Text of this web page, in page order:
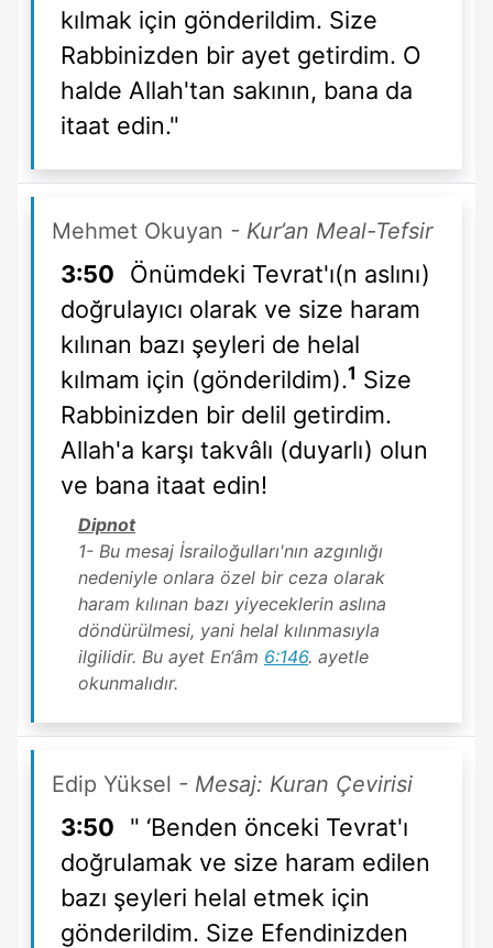
kılmak için gönderildim. Size
Rabbinizden bir ayet getirdim. O
halde Allah'tan sakının, bana da
itaat edin."
Mehmet Okuyan - Kur’an Meal-Tefsir
3:50
Önümdeki Tevrat'ı(n aslını)
doğrulayıcı olarak ve size haram
kılınan bazı şeyleri de helal
kılmam için (gönderildim).1 Size
Rabbinizden bir delil getirdim.
Allah'a karşı takvâlı (duyarlı) olun
ve bana itaat edin!
Dipnot
1- Bu mesaj İsrailoğulları'nın azgınlığı
nedeniyle onlara özel bir ceza olarak
haram kılınan bazı yiyeceklerin aslına
döndürülmesi, yani helal kılınmasıyla
ilgilidir. Bu ayet En‘âm 6:146. ayetle
okunmalıdır.
Edip Yüksel - Mesaj: Kuran Çevirisi
3:50
" ‘Benden önceki Tevrat'ı
doğrulamak ve size haram edilen
bazı şeyleri helal etmek için
gönderildim. Size Efendinizden